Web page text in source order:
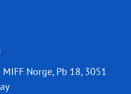
Norge, Pb 18, 3051